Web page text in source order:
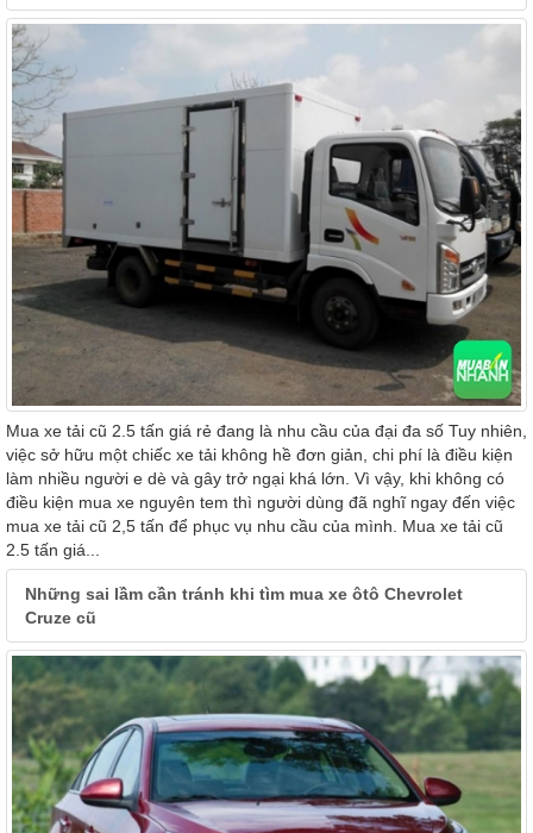
Mua xe tải cũ 2.5 tấn giá rẻ đang là nhu cầu của đại đa số Tuy nhiên,
việc sở hữu một chiếc xe tải không hề đơn giản, chi phí là điều kiện
làm nhiều người e dè và gây trở ngại khá lớn. Vì vậy, khi không có
điều kiện mua xe nguyên tem thì người dùng đã nghĩ ngay đến việc
mua xe tải cũ 2,5 tấn để phục vụ nhu cầu của mình. Mua xe tải cũ
2.5 tấn giá...
Những sai lầm cần tránh khi tìm mua xe ôtô Chevrolet
Cruze cũ